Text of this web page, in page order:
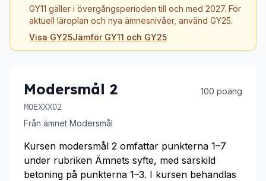
GY11 gäller i övergångsperioden till och med 2027. För
aktuell läroplan och nya ämnesnivåer, använd GY25.
Visa GY25Jämför GY11 och GY25
Modersmål 2 100 poäng
MOEXXX02
Från ämnet Modersmål
Kursen modersmål 2 omfattar punkterna 1–7
under rubriken Ämnets syfte, med särskild
betoning på punkterna 1–3. I kursen behandlas